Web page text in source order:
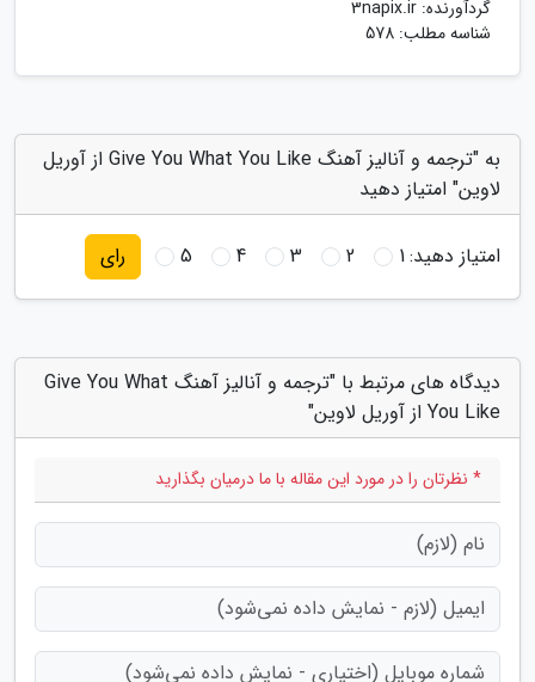
گردآورنده: 3napix.ir
شناسه مطلب: 578
به "ترجمه و آنالیز آهنگ Give You What You Like از آوریل
لاوین" امتیاز دهید
امتیاز دهید:1
2
3
4
5 رای
دیدگاه های مرتبط با "ترجمه و آنالیز آهنگ Give You What
You Like از آوریل لاوین"
* نظرتان را در مورد این مقاله با ما درمیان بگذارید